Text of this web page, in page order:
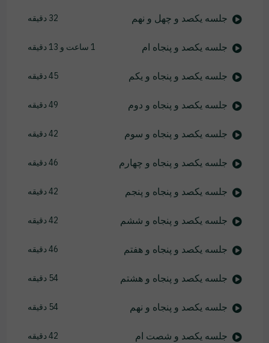
جلسه یکصد و چهل و نهم 32 دقیقه
جلسه یکصد و پنجاه ام 1 ساعت و 13 دقیقه
جلسه یکصد و پنجاه و یکم 45 دقیقه
جلسه یکصد و پنجاه و دوم 49 دقیقه
جلسه یکصد و پنجاه و سوم 42 دقیقه
جلسه یکصد و پنجاه و چهارم 46 دقیقه
جلسه یکصد و پنجاه و پنجم 42 دقیقه
جلسه یکصد و پنجاه و ششم 42 دقیقه
جلسه یکصد و پنجاه و هفتم 46 دقیقه
جلسه یکصد و پنجاه و هشتم 54 دقیقه
جلسه یکصد و پنجاه و نهم 54 دقیقه
جلسه یکصد و شصت ام 42 دقیقه